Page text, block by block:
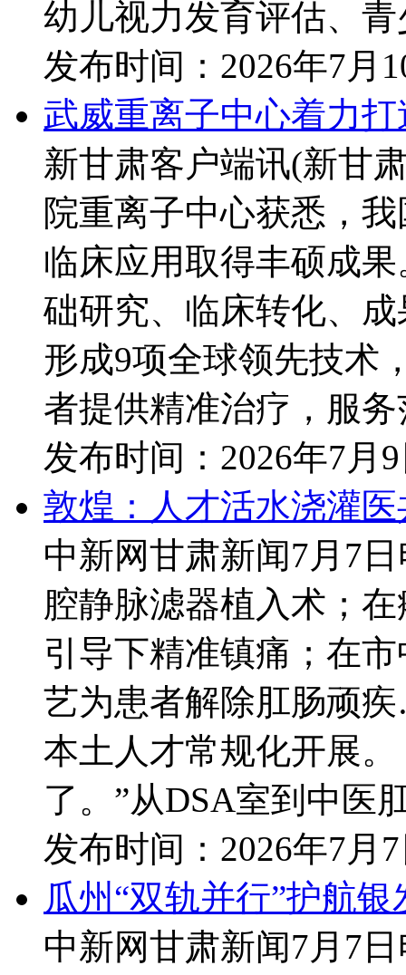
幼儿视力发育评估、
发布时间： 2026年7月
武威重离子中心着力
新甘肃客户端讯(新甘
院重离子中心获悉，
临床应用取得丰硕成
础研究、临床转化、
形成9项全球领先技术
者提供精准治疗，服
发布时间： 2026年7月
敦煌：人才活水浇灌
中新网甘肃新闻7月7
腔静脉滤器植入术；
引导下精准镇痛；在
艺为患者解除肛肠顽
本土人才常规化开展
了。”从DSA室到中医
发布时间： 2026年7月
瓜州“双轨并行”护航银
中新网甘肃新闻7月7